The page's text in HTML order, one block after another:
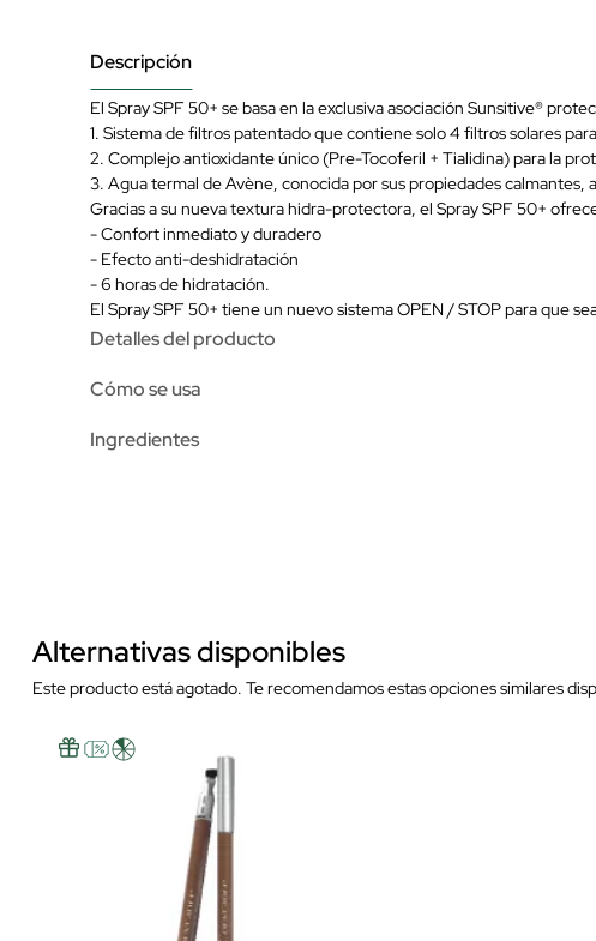
Descripción
El Spray SPF 50+ se basa en la exclusiva asociación Sunsitive®
1. Sistema de filtros patentado que contiene solo 4 filtros solares
2. Complejo antioxidante único (Pre-Tocoferil + Tialidina) para la
3. Agua termal de Avène, conocida por sus propiedades calmantes,
Gracias a su nueva textura hidra-protectora, el Spray SPF 50+
- Confort inmediato y duradero
- Efecto anti-deshidratación
- 6 horas de hidratación.
El Spray SPF 50+ tiene un nuevo sistema OPEN / STOP para que
Detalles del producto
Cómo se usa
Ingredientes
Alternativas disponibles
Este producto está agotado. Te recomendamos estas opciones similares